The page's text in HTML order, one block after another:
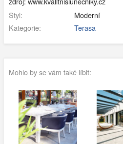
Styl:
Moderní
Kategorie:
Terasa
Mohlo by se vám také líbit: